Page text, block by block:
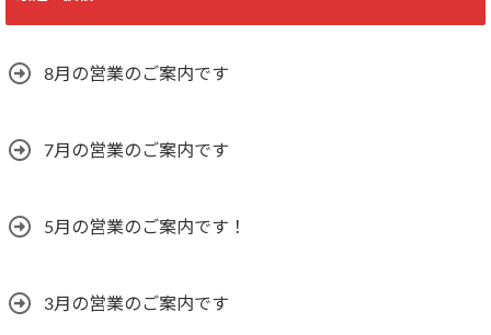
8月の営業のご案内です
7月の営業のご案内です
5月の営業のご案内です！
3月の営業のご案内です